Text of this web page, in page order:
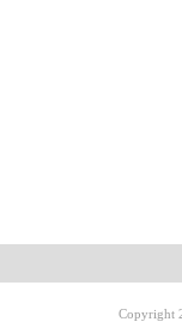
Copyright